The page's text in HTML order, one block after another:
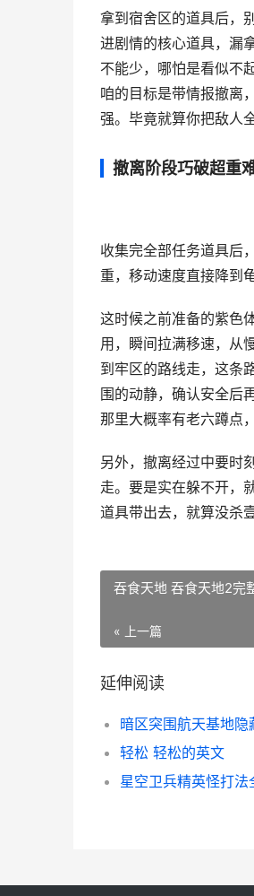
拿到宿舍区的道具后，
进剧情的核心道具，漏
不能少，哪怕是看似不
咱的目标是带情报撤离
强。毕竟就算你把敌人
撤离阶段巧破超重
收集完全部任务道具后
重，移动速度直接降到
这时候之前准备的紫色
用，瞬间拉满移速，从
到牢区的路线走，这条
围的动静，确认安全后
那里大概率有老六蹲点
另外，撤离经过中要时
走。要是实在躲不开，
道具带出去，就算没杀
吞食天地 吞食天地2完
« 上一篇
延伸阅读
轻松 轻松的英文
星空卫兵精英怪打法